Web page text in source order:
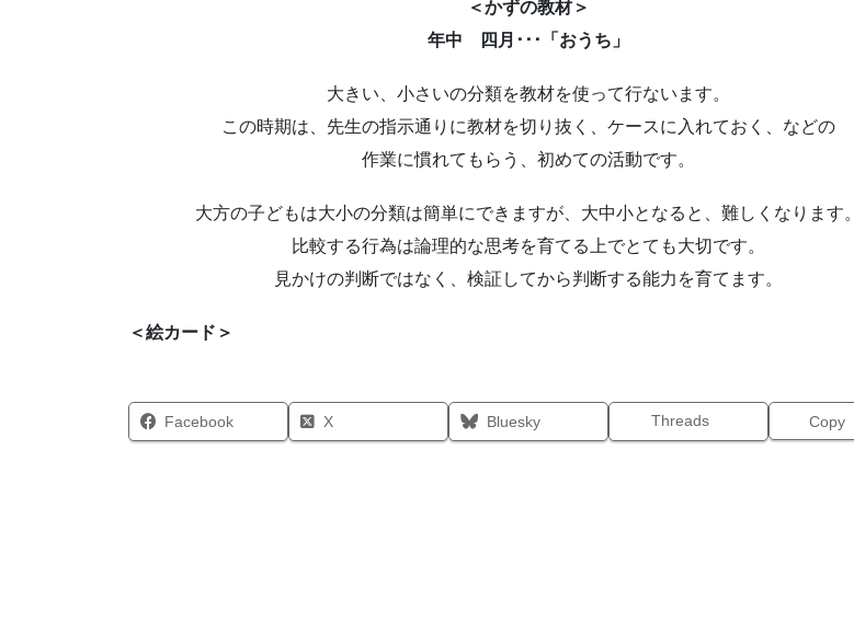
＜かずの教材＞
年中 四月･･･「おうち」
大きい、小さいの分類を教材を使って行ないます。
この時期は、先生の指示通りに教材を切り抜く、ケースに入れておく、などの
作業に慣れてもらう、初めての活動です。
大方の子どもは大小の分類は簡単にできますが、大中小となると、難しくなります。
比較する行為は論理的な思考を育てる上でとても大切です。
見かけの判断ではなく、検証してから判断する能力を育てます。
＜絵カード＞
Facebook X Bluesky Threads Copy